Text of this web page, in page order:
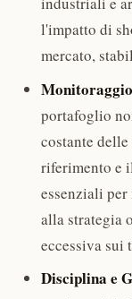
l'impatto di
mercato,
portafoglio
costante
riferimento e
essenziali
alla strategia
eccessiva sui
Disciplina e